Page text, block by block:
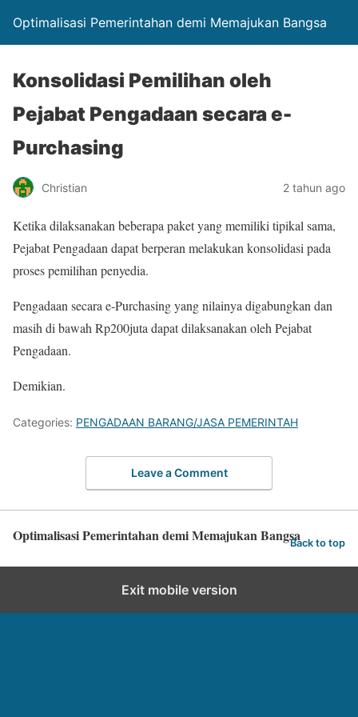
Optimalisasi Pemerintahan demi Memajukan Bangsa
Konsolidasi Pemilihan oleh
Pejabat Pengadaan secara e-
Purchasing
Christian 2 tahun ago
Ketika dilaksanakan beberapa paket yang memiliki tipikal sama,
Pejabat Pengadaan dapat berperan melakukan konsolidasi pada
proses pemilihan penyedia.
Pengadaan secara e-Purchasing yang nilainya digabungkan dan
masih di bawah Rp200juta dapat dilaksanakan oleh Pejabat
Pengadaan.
Demikian.
Categories: PENGADAAN BARANG/JASA PEMERINTAH
Leave a Comment
Optimalisasi Pemerintahan demi Memajukan BangsaBack to top
Exit mobile version